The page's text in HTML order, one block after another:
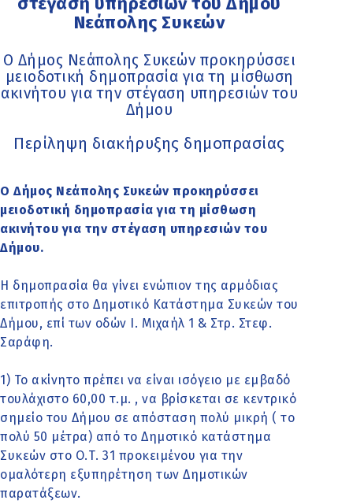
Νεάπολης Συκεών
Ο Δήμος Νεάπολης Συκεών προκηρύσσει
μειοδοτική δημοπρασία για τη μίσθωση
ακινήτου για την στέγαση υπηρεσιών του
Δήμου
Περίληψη διακήρυξης δημοπρασίας
Ο Δήμος Νεάπολης Συκεών προκηρύσσει
μειοδοτική δημοπρασία για τη μίσθωση
ακινήτου για την στέγαση υπηρεσιών του
Δήμου.
Η δημοπρασία θα γίνει ενώπιον της αρμόδιας
επιτροπής στο Δημοτικό Κατάστημα Συκεών του
Δήμου, επί των οδών Ι. Μιχαήλ 1 & Στρ. Στεφ.
Σαράφη.
1) Το ακίνητο πρέπει να είναι ισόγειο με εμβαδό
τουλάχιστο 60,00 τ.μ. , να βρίσκεται σε κεντρικό
σημείο του Δήμου σε απόσταση πολύ μικρή ( το
πολύ 50 μέτρα) από το Δημοτικό κατάστημα
Συκεών στο Ο.Τ. 31 προκειμένου για την
ομαλότερη εξυπηρέτηση των Δημοτικών
παρατάξεων.